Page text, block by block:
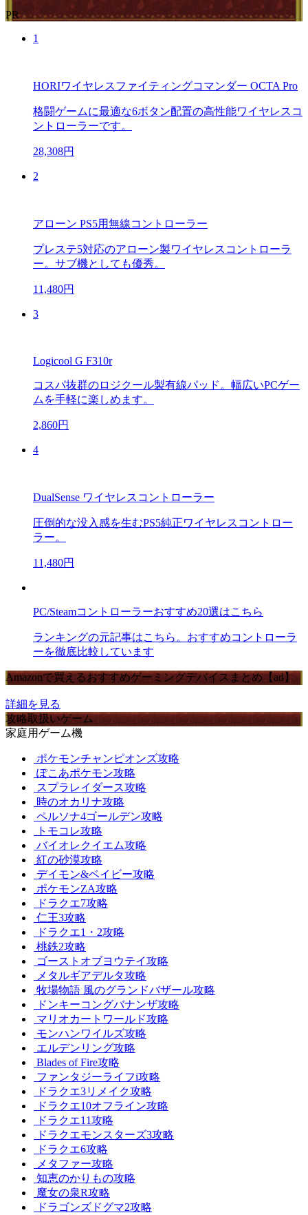
PR
1
HORIワイヤレスファイティングコマンダー OCTA Pro
格闘ゲームに最適な6ボタン配置の高性能ワイヤレスコ
ントローラーです。
28,308円
2
アローン PS5用無線コントローラー
プレステ5対応のアローン製ワイヤレスコントローラ
ー。サブ機としても優秀。
11,480円
3
Logicool G F310r
コスパ抜群のロジクール製有線パッド。幅広いPCゲー
ムを手軽に楽しめます。
2,860円
4
DualSense ワイヤレスコントローラー
圧倒的な没入感を生むPS5純正ワイヤレスコントロー
ラー。
11,480円
PC/Steamコントローラーおすすめ20選はこちら
ランキングの元記事はこちら。おすすめコントローラ
ーを徹底比較しています
Amazonで買えるおすすめゲーミングデバイスまとめ【ad】
詳細を見る
攻略取扱いゲーム
家庭用ゲーム機
ポケモンチャンピオンズ攻略
ぽこあポケモン攻略
スプラレイダース攻略
時のオカリナ攻略
ペルソナ4ゴールデン攻略
トモコレ攻略
バイオレクイエム攻略
紅の砂漠攻略
デイモン&ベイビー攻略
ポケモンZA攻略
ドラクエ7攻略
仁王3攻略
ドラクエ1・2攻略
桃鉄2攻略
ゴーストオブヨウテイ攻略
メタルギアデルタ攻略
牧場物語 風のグランドバザール攻略
ドンキーコングバナンザ攻略
マリオカートワールド攻略
モンハンワイルズ攻略
エルデンリング攻略
Blades of Fire攻略
ファンタジーライフi攻略
ドラクエ3リメイク攻略
ドラクエ10オフライン攻略
ドラクエ11攻略
ドラクエモンスターズ3攻略
ドラクエ6攻略
メタファー攻略
知恵のかりもの攻略
魔女の泉R攻略
ドラゴンズドグマ2攻略